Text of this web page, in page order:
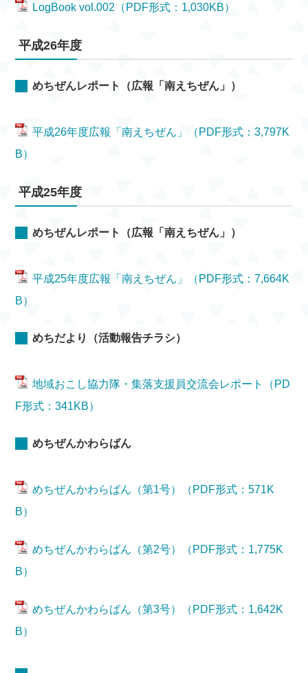
LogBook vol.002（PDF形式：1,030KB）
平成26年度
めちぜんレポート（広報「南えちぜん」）
平成26年度広報「南えちぜん」（PDF形式：3,797K
B）
平成25年度
めちぜんレポート（広報「南えちぜん」）
平成25年度広報「南えちぜん」（PDF形式：7,664K
B）
めちだより（活動報告チラシ）
地域おこし協力隊・集落支援員交流会レポート（PD
F形式：341KB）
めちぜんかわらばん
めちぜんかわらばん（第1号）（PDF形式：571K
B）
めちぜんかわらばん（第2号）（PDF形式：1,775K
B）
めちぜんかわらばん（第3号）（PDF形式：1,642K
B）